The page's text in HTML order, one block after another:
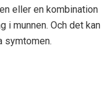
eller en kombination
i munnen. Och det kan
symtomen.